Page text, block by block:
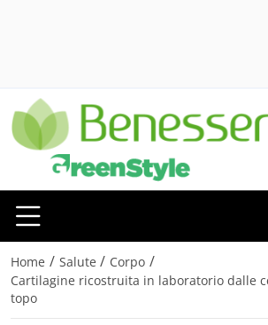
Home / Salute / Corpo /
Cartilagine ricostruita in laboratorio dalle
topo